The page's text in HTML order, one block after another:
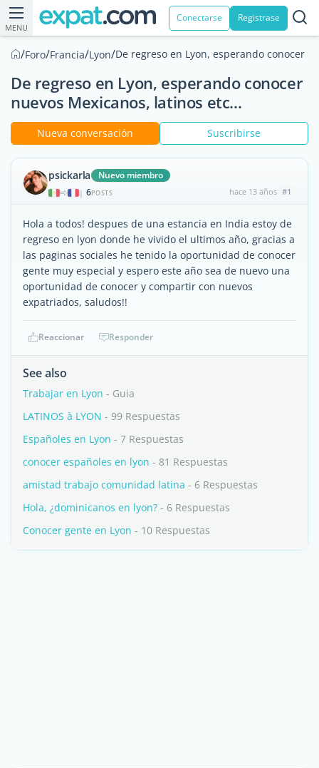
MENU
Conectarse Registrase
/Foro/Francia/Lyon/De regreso en Lyon, esperando conocer
De regreso en Lyon, esperando conocer
nuevos Mexicanos, latinos etc...
Nueva conversación Suscribirse
psickarla Nuevo miembro
| 6POSTS hace 13 años #1
Hola a todos! despues de una estancia en India estoy de
regreso en lyon donde he vivido el ultimos año, gracias a
las paginas sociales he tenido la oportunidad de conocer
gente muy especial y espero este año sea de nuevo una
oportunidad de conocer y compartir con nuevos
expatriados, saludos!!
Reaccionar Responder
See also
Trabajar en Lyon - Guia
LATINOS à LYON - 99 Respuestas
Españoles en Lyon - 7 Respuestas
conocer españoles en lyon - 81 Respuestas
amistad trabajo comunidad latina - 6 Respuestas
Hola, ¿dominicanos en lyon? - 6 Respuestas
Conocer gente en Lyon - 10 Respuestas